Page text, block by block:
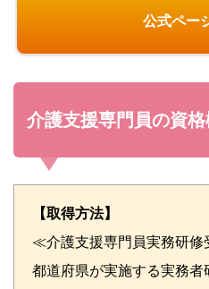
公式ペー
介護支援専門員の資
【取得方法】
≪介護支援専門員実務研
都道府県が実施する実務者